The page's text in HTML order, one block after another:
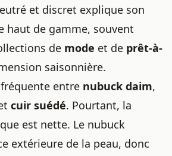
et discret explique son
haut de gamme, souvent
de mode et de prêt-à-
saisonnière.
entre nubuck daim,
cuir suédé. Pourtant, la
est nette. Le nubuck
extérieure de la peau, donc